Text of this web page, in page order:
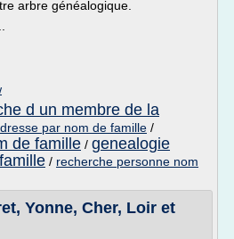
arbre généalogique.
d un membre de la
par nom de famille /
de famille / genealogie
/ recherche personne nom
Yonne, Cher, Loir et